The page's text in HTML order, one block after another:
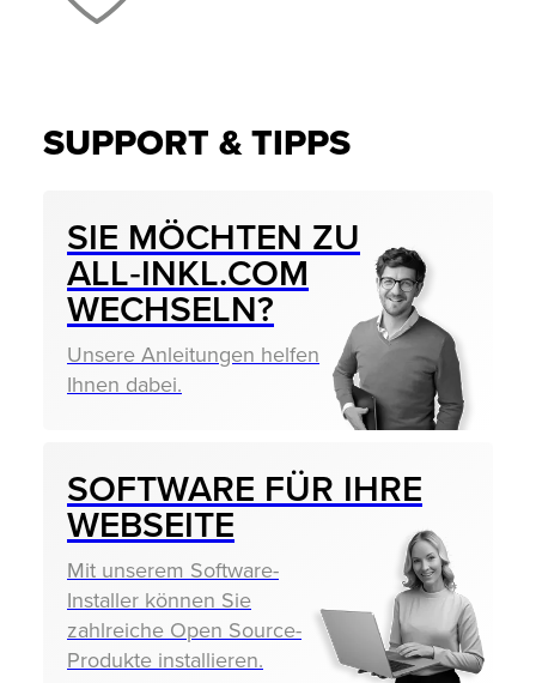
SUPPORT & TIPPS
SIE MÖCHTEN ZU
ALL‑INKL.COM
WECHSELN?
Unsere Anleitungen helfen
Ihnen dabei.
SOFTWARE FÜR IHRE
WEBSEITE
Mit unserem Software-
Installer können Sie
zahlreiche Open Source-
Produkte installieren.